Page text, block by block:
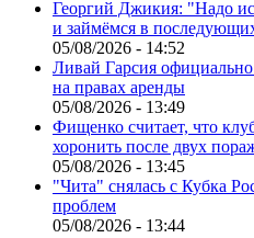
Георгий Джикия: "Надо
и займёмся в
05/08/2026 - 14:52
Ливай Гарсия
на правах аренды
05/08/2026 - 13:49
Фищенко считает, что
хоронить после двух
05/08/2026 - 13:45
"Чита" снялась с Кубка
проблем
05/08/2026 - 13:44